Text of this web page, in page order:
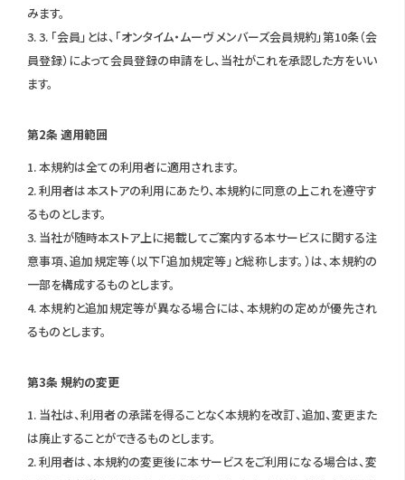
みます。
3. 3. 「会員」とは、「オンタイム・ムーヴ メンバーズ会員規約」第10条（会
員登録）によって会員登録の申請をし、当社がこれを承認した方をいい
ます。
第2条 適用範囲
1. 本規約は全ての利用者に適用されます。
2. 利用者は本ストアの利用にあたり、本規約に同意の上これを遵守す
るものとします。
3. 当社が随時本ストア上に掲載してご案内する本サービスに関する注
意事項、追加規定等（以下「追加規定等」と総称します。）は、本規約の
一部を構成するものとします。
4. 本規約と追加規定等が異なる場合には、本規約の定めが優先され
るものとします。
第3条 規約の変更
1. 当社は、利用者の承諾を得ることなく本規約を改訂、追加、変更また
は廃止することができるものとします。
2. 利用者は、本規約の変更後に本サービスをご利用になる場合は、変